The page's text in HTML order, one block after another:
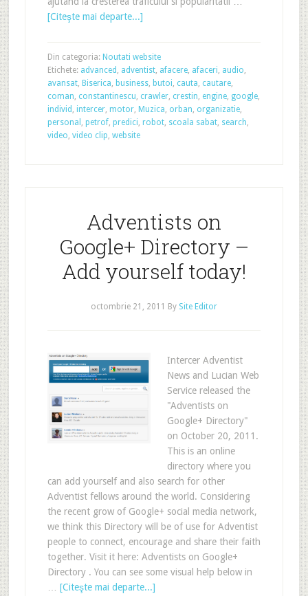
[Citeşte mai departe...]
Din categoria: Noutati website
Etichete: advanced , adventist, afacere, afaceri, audio,
avansat, Biserica, business, butoi, cauta, cautare,
coman, constantinescu, crawler, crestin, engine, google,
individ , intercer, motor, Muzica, orban, organizatie,
personal , petrof, predici, robot, scoala sabat, search,
video, video clip, website
Adventists on
Google+ Directory –
Add yourself today!
octombrie 21, 2011 By Site Editor
Intercer Adventist
News and Lucian Web
Service released the
"Adventists on
Google+ Directory"
on October 20, 2011.
This is an online
directory where you
can add yourself and also search for other
Adventist fellows around the world. Considering
the recent grow of Google+ social media network,
we think this Directory will be of use for Adventist
people to connect, encourage and share their faith
together. Visit it here: Adventists on Google+
Directory . You can see some visual help below in
[Citeşte mai departe...]